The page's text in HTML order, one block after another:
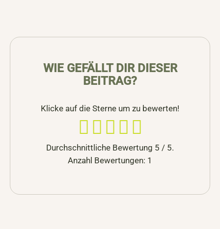
WIE GEFÄLLT DIR DIESER
BEITRAG?
Klicke auf die Sterne um zu bewerten!
Durchschnittliche Bewertung 5 / 5.
Anzahl Bewertungen: 1